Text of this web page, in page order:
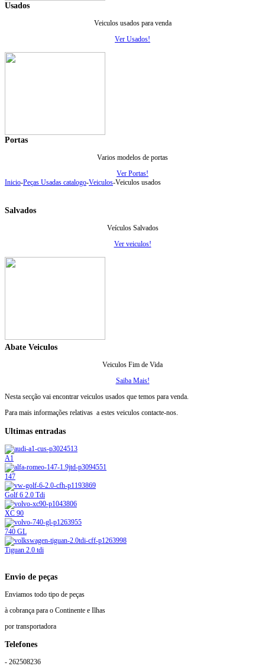
Usados
Veiculos usados para venda
Ver Usados!
Portas
Varios modelos de portas
Ver Portas!
Inicio-Peças Usadas catalogo-Veiculos-Veiculos usados
Salvados
Veículos Salvados
Ver veiculos!
Abate Veiculos
Veiculos Fim de Vida
Saiba Mais!
Nesta secção vai encontrar veiculos usados que temos para venda.
Para mais informações relativas a estes veiculos contacte-nos.
Ultimas entradas
A1
147
Golf 6 2.0 Tdi
XC 90
740 GL
Tiguan 2.0 tdi
Envio de peças
Enviamos todo tipo de peças
à cobrança para o Continente e Ilhas
por transportadora
Telefones
- 262508236